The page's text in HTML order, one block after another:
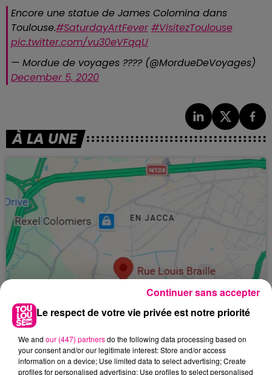
Encore une statue de James Colomina dans
Toulouse.#SaturdayArtFever #VisitezToulouse
pic.twitter.com/vu30eVFqqU
— Mordue de voyages ???? (@MordueDeVoyages)
December 5, 2020
À LA UNE
24 juillet 2026
Le respect de votre vie privée est notre priorité
We and our (447) partnersdo the following data processing based on
your consent and/or our legitimate interest: Store and/or access
information on a device; Use limited data to select advertising; Create
profiles for personalised advertising; Use profiles to select personalised
Continuer sans accepter